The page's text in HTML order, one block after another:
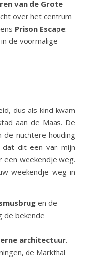
van de Grote
over het centrum
Prison Escape:
de voormalige
dus als kind kwam
aan de Maas. De
de nuchtere houding
dit een van mijn
een weekendje weg.
weekendje weg in
en de
de bekende
architectuur.
de Markthal